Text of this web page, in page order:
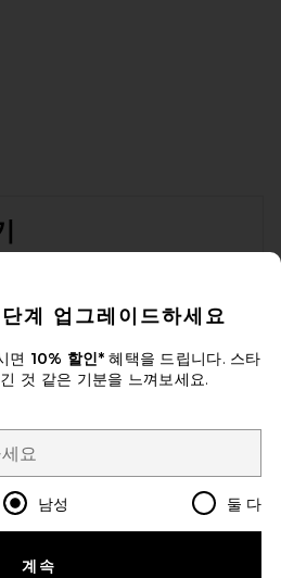
독하실 수 있습니다. 언제든지 수신 거
Change Country Regions
!
계 업그레이드하세요
면 10% 할인*혜택을 드립니다. 스타
것 같은 기분을 느껴보세요.
남성 둘 다
계속